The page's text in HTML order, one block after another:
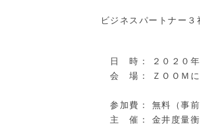
ビジネスパートナ
日 時： ２０２０年
会 場： ＺＯＯＭに
参加費： 無料（事前
主 催： 金井度量衡